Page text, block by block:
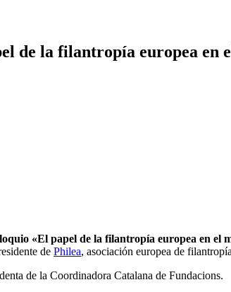
de la filantropía europea en
«El papel de la filantropía europea en el
de Philea, asociación europea de
de la Coordinadora Catalana de Fundacions.